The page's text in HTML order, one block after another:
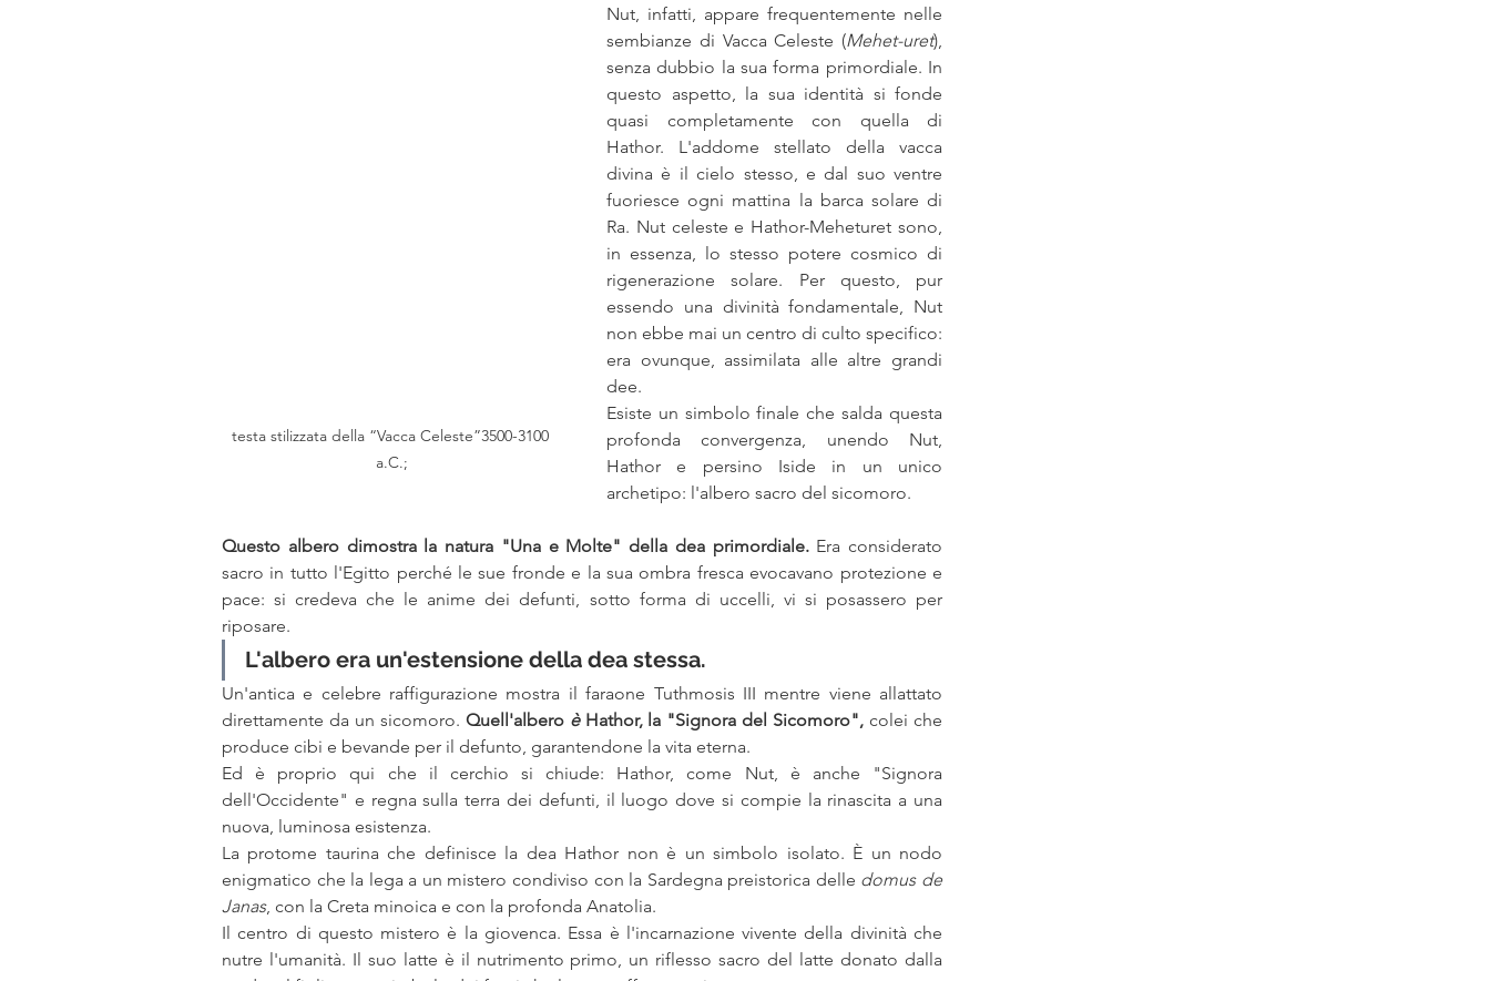
testa stilizzata della “Vacca Celeste”3500-3100
a.C.;
Nut, infatti, appare frequentemente nelle
sembianze di Vacca Celeste (Mehet-uret),
senza dubbio la sua forma primordiale. In
questo aspetto, la sua identità si fonde
quasi completamente con quella di
Hathor. L'addome stellato della vacca
divina è il cielo stesso, e dal suo ventre
fuoriesce ogni mattina la barca solare di
Ra. Nut celeste e Hathor-Meheturet sono,
in essenza, lo stesso potere cosmico di
rigenerazione solare. Per questo, pur
essendo una divinità fondamentale, Nut
non ebbe mai un centro di culto specifico:
era ovunque, assimilata alle altre grandi
dee.
Esiste un simbolo finale che salda questa
profonda convergenza, unendo Nut,
Hathor e persino Iside in un unico
archetipo: l'albero sacro del sicomoro.
Questo albero dimostra la natura "Una e Molte" della dea primordiale. Era considerato
sacro in tutto l'Egitto perché le sue fronde e la sua ombra fresca evocavano protezione e
pace: si credeva che le anime dei defunti, sotto forma di uccelli, vi si posassero per
riposare.
L'albero era un'estensione della dea stessa.
Un'antica e celebre raffigurazione mostra il faraone Tuthmosis III mentre viene allattato
direttamente da un sicomoro. Quell'albero è Hathor, la "Signora del Sicomoro", colei che
produce cibi e bevande per il defunto, garantendone la vita eterna.
Ed è proprio qui che il cerchio si chiude: Hathor, come Nut, è anche "Signora
dell'Occidente" e regna sulla terra dei defunti, il luogo dove si compie la rinascita a una
nuova, luminosa esistenza.
La protome taurina che definisce la dea Hathor non è un simbolo isolato. È un nodo
enigmatico che la lega a un mistero condiviso con la Sardegna preistorica delle domus de
Janas, con la Creta minoica e con la profonda Anatolia.
Il centro di questo mistero è la giovenca. Essa è l'incarnazione vivente della divinità che
nutre l'umanità. Il suo latte è il nutrimento primo, un riflesso sacro del latte donato dalla